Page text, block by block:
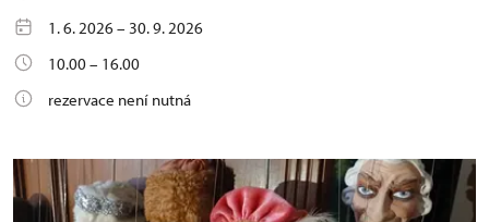
1. 6. 2026 – 30. 9. 2026
10.00 – 16.00
rezervace není nutná